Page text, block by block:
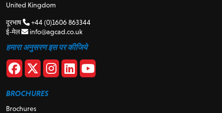
United Kingdom
दूरभाष
+44 (0)1606 863344
ई-मेल
info@agcad.co.uk
हमारा अनुसरण इस पर कीजिये
BROCHURES
Brochures